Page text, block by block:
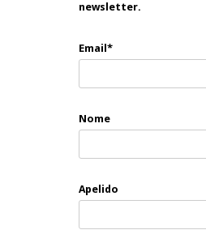
newsletter.
Email*
Nome
Apelido